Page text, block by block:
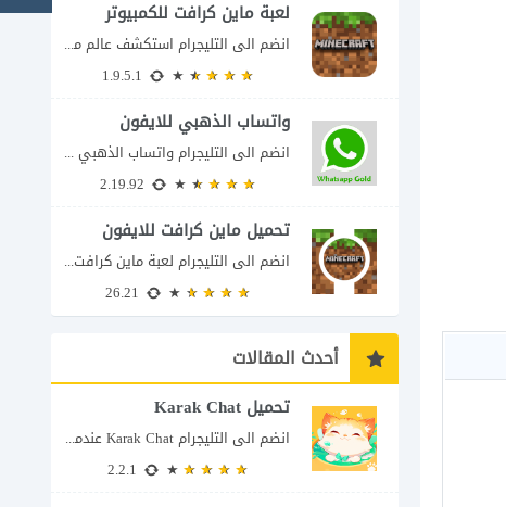
لعبة ماين كرافت للكمبيوتر
انضم الى التليجرام استكشف عالم ماين كرافت بتفاصيل مذهلة 🌟 هل أنت مستعد لمغامرة...
واتساب الذهبي للايفون
انضم الى التليجرام واتساب الذهبي 2023 للايفون إذا كنت تبحث عن واتساب الذهبي للايفون...
تحميل ماين كرافت للايفون
انضم الى التليجرام لعبة ماين كرافت للايفون Minecraft iOS تُعد لعبة Minecraft واحدة من...
أحدث المقالات
تحميل Karak Chat
انضم الى التليجرام Karak Chat عندما تتحول الدردشة إلى تجربة تفاعلية إذا كنت تبحث...